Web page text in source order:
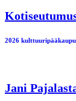
2026
Jani